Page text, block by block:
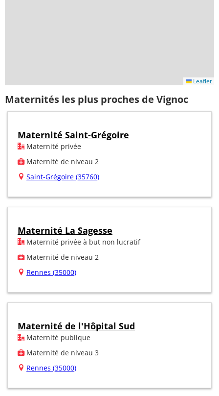
Leaflet
Maternités les plus proches de Vignoc
Maternité Saint-Grégoire
Maternité privée
Maternité de niveau 2
Saint-Grégoire (35760)
Maternité La Sagesse
Maternité privée à but non lucratif
Maternité de niveau 2
Rennes (35000)
Maternité de l'Hôpital Sud
Maternité publique
Maternité de niveau 3
Rennes (35000)